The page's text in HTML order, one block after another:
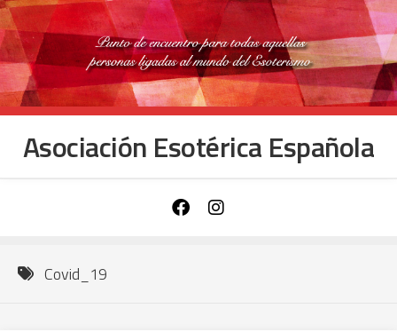
Saltar
al
contenido
Asociación Esotérica Española
Covid_19